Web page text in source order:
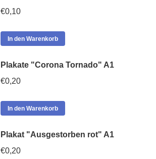
€0,10
In den Warenkorb
Plakate "Corona Tornado" A1
€0,20
In den Warenkorb
Plakat "Ausgestorben rot" A1
€0,20